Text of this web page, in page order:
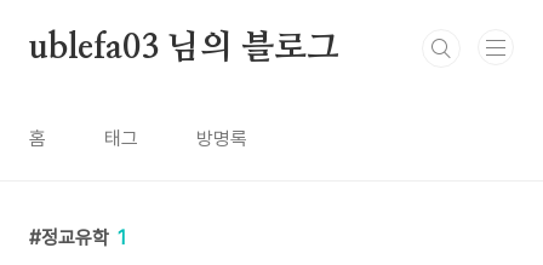
ublefa03 님의 블로그
홈 태그 방명록
정교유학 1